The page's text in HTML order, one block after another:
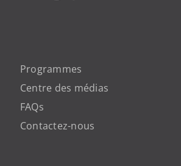
Programmes
Centre des médias
FAQs
Contactez-nous